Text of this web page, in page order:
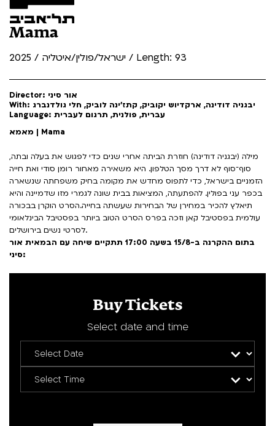
Mama
ישראל/פולין/איטליה / 2025 / Length: 93
Director: אור סיני
With: יבגניה דודינה, ארקדיוש יקוביק, קתז'ינה לוביק, חלי גולדנברג
Language: עברית, פולנית, תרגום לעברית
מאמא | Mama
מילה (יבגניה דודינה) חוזרת הביתה אחרי שנים כדי לפגוש את בעלה ובתה,
סוף־סוף לא דרך מסך הטלפון. היא משאירה מאחור רומן סודי ואת חייה
הזמניים בישראל, כדי לתפוס מחדש את מקומה בחיק משפחתה שנשארה
בכפר עני בפולין. להפתעתה, המציאות בבית שונה לגמרי מזו שדמיינה והיא
תיאלץ להכיר במחירן של הבחירות שעשתה בחייה.הסרט הוקרן בבכורה
עולמית בפסטיבל קאן וזכה בפרס הסרט הטוב ביותר בפסטיבל הבינלאומי
לסרטי נשים בירושלים.
בתום ההקרנה ב-15/8 בשעה 17:00 תתקיים שיחה עם הבמאית אור
סיני:
Buy Tickets
Select date and time